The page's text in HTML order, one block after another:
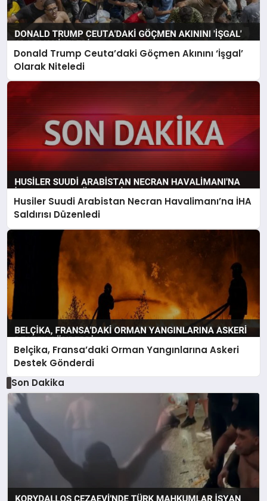
Donald Trump Ceuta’daki Göçmen Akınını ‘İşgal’
Olarak Niteledi
Husiler Suudi Arabistan Necran Havalimanı’na İHA
Saldırısı Düzenledi
Belçika, Fransa’daki Orman Yangınlarına Askeri
Destek Gönderdi
Son Dakika